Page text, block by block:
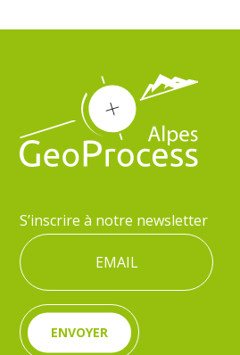
S’inscrire à notre newsletter
ENVOYER